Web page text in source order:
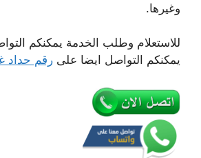
وغيرها.
للاستعلام وطلب الخدمة يمكنكم
يمكنكم التواصل ايضا على رقم حداد